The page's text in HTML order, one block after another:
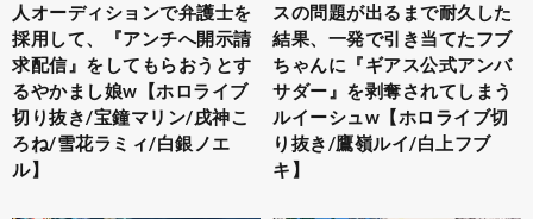
人オーディションで弁護士を
採用して、『アンチへ開示請
求配信』をしてもらおうとす
るやかまし娘w【ホロライブ
切り抜き/宝鐘マリン/戌神こ
ろね/雪花ラミィ/白銀ノエ
ル】
スの問題が出るまで耐久した
結果、一発で引き当てたフブ
ちゃんに『ギアス公式アンバ
サダー』を剥奪されてしまう
ルイーシュw【ホロライブ切
り抜き/鷹嶺ルイ/白上フブ
キ】